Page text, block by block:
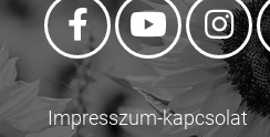
Impresszum-kapcsolat